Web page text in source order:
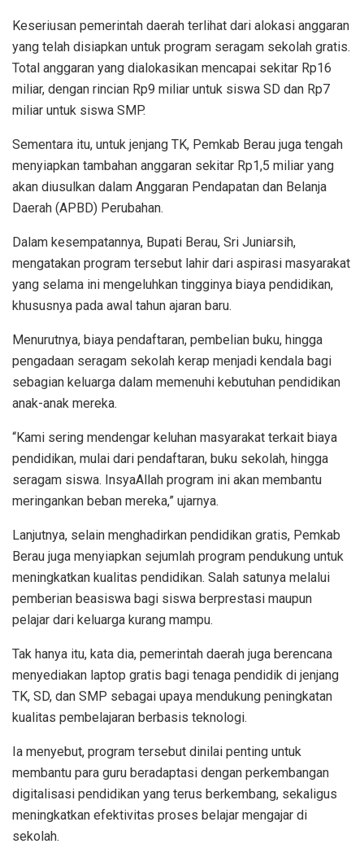
Keseriusan pemerintah daerah terlihat dari alokasi anggaran
yang telah disiapkan untuk program seragam sekolah gratis.
Total anggaran yang dialokasikan mencapai sekitar Rp16
miliar, dengan rincian Rp9 miliar untuk siswa SD dan Rp7
miliar untuk siswa SMP.
Sementara itu, untuk jenjang TK, Pemkab Berau juga tengah
menyiapkan tambahan anggaran sekitar Rp1,5 miliar yang
akan diusulkan dalam Anggaran Pendapatan dan Belanja
Daerah (APBD) Perubahan.
Dalam kesempatannya, Bupati Berau, Sri Juniarsih,
mengatakan program tersebut lahir dari aspirasi masyarakat
yang selama ini mengeluhkan tingginya biaya pendidikan,
khususnya pada awal tahun ajaran baru.
Menurutnya, biaya pendaftaran, pembelian buku, hingga
pengadaan seragam sekolah kerap menjadi kendala bagi
sebagian keluarga dalam memenuhi kebutuhan pendidikan
anak-anak mereka.
“Kami sering mendengar keluhan masyarakat terkait biaya
pendidikan, mulai dari pendaftaran, buku sekolah, hingga
seragam siswa. InsyaAllah program ini akan membantu
meringankan beban mereka,” ujarnya.
Lanjutnya, selain menghadirkan pendidikan gratis, Pemkab
Berau juga menyiapkan sejumlah program pendukung untuk
meningkatkan kualitas pendidikan. Salah satunya melalui
pemberian beasiswa bagi siswa berprestasi maupun
pelajar dari keluarga kurang mampu.
Tak hanya itu, kata dia, pemerintah daerah juga berencana
menyediakan laptop gratis bagi tenaga pendidik di jenjang
TK, SD, dan SMP sebagai upaya mendukung peningkatan
kualitas pembelajaran berbasis teknologi.
Ia menyebut, program tersebut dinilai penting untuk
membantu para guru beradaptasi dengan perkembangan
digitalisasi pendidikan yang terus berkembang, sekaligus
meningkatkan efektivitas proses belajar mengajar di
sekolah.